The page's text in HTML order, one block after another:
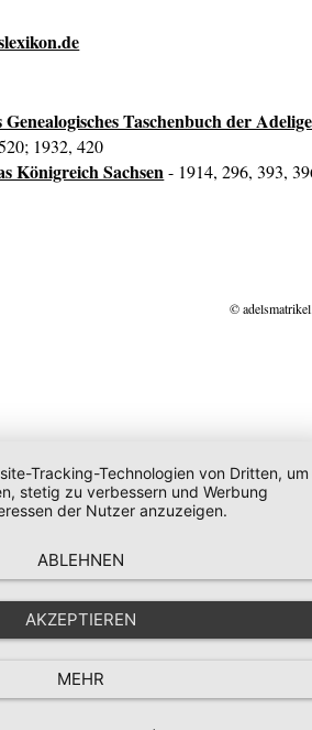
Genealogisches Taschenbuch der
1932, 420
Königreich Sachsen- 1914, 296, 393,
©
Tracking-Technologien von Dritten, um
stetig zu verbessern und Werbung
der Nutzer anzuzeigen.
ABLEHNEN
AKZEPTIEREN
MEHR